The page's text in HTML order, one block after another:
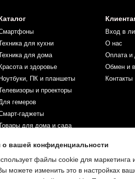
для кухни
для дома
Красота и здоровье
Ноутбуки, ПК и планшеты
и проекторы
гемеров
гаджеты
для дома и сада
для детей
и инструменты
Вход в
О нас
Оплата и
Обмен и
Контакты
вашей конфиденциальности
файлы cookie для маркетинга
можете изменить это в настройках